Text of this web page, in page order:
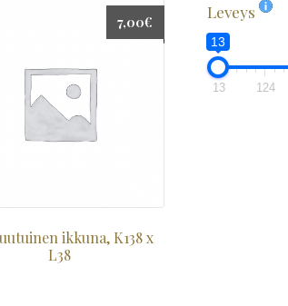
ikkuna, K138 x
L38
7,00€
Leveys
13
13 124